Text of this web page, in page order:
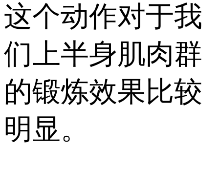
这个动作对于我
们上半身肌肉群
的锻炼效果比较
明显。